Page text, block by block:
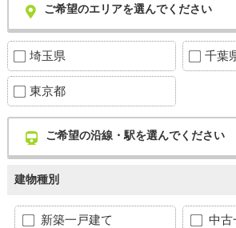
ご希望のエリアを選んでください
埼玉県 千葉
東京都
ご希望の沿線・駅を選んでください
建物種別
新築一戸建て 中古